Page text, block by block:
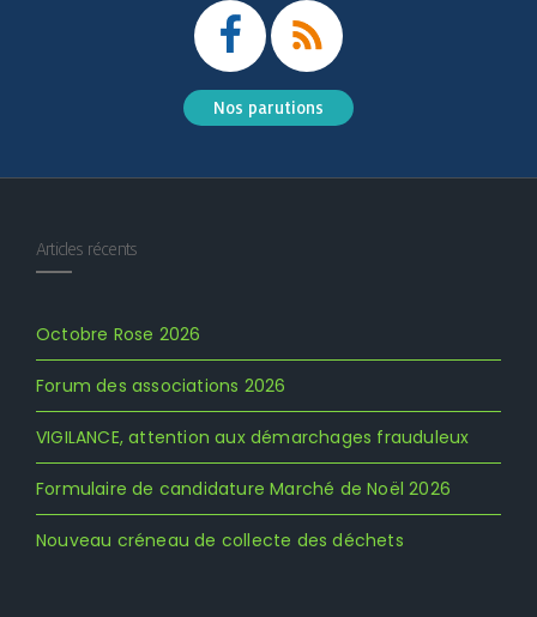
Nos parutions
Articles récents
Octobre Rose 2026
Forum des associations 2026
VIGILANCE, attention aux démarchages frauduleux
Formulaire de candidature Marché de Noël 2026
Nouveau créneau de collecte des déchets